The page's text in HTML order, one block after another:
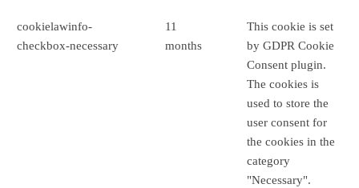
cookielawinfo-
checkbox-necessary
11
months
This cookie is set
by GDPR Cookie
Consent plugin.
The cookies is
used to store the
user consent for
the cookies in the
category
"Necessary".